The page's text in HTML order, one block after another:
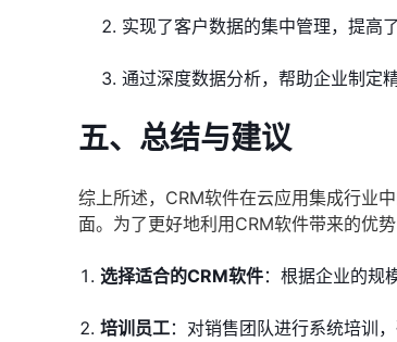
实现了客户数据的集中管理，提高
通过深度数据分析，帮助企业制定
五、总结与建议
综上所述，CRM软件在云应用集成行业
面。为了更好地利用CRM软件带来的优
选择适合的CRM软件：根据企业的规
培训员工：对销售团队进行系统培训